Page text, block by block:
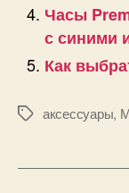
Часы
с синими
Как
Позначки
аксессуары,